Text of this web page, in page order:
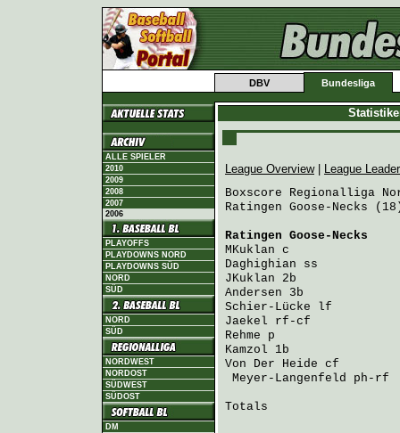
DBV Bundesliga
ALLE SPIELER
2010
2009
2008
2007
2006
PLAYOFFS
PLAYDOWNS NORD
PLAYDOWNS SÜD
NORD
SÜD
NORD
SÜD
NORDWEST
NORDOST
SÜDWEST
SÜDOST
DM
League Overview|
League
Boxscore Regionalliga
Ratingen Goose-Necks
Ratingen Goose-Necks
MKuklan c
Daghighian ss
JKuklan 2b
Andersen 3b
Schier-Lücke lf
Jaekel rf-cf
Rehme p
Kamzol 1b
Von Der Heide cf
Meyer-Langenfeld ph-rf
Totals